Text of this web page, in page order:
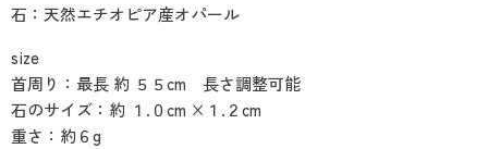
石：天然エチオピア産オパール
size
首周り：最長 約 ５５cm 長さ調整可能
石のサイズ：約 １.０cm ×１.２cm
重さ：約６g